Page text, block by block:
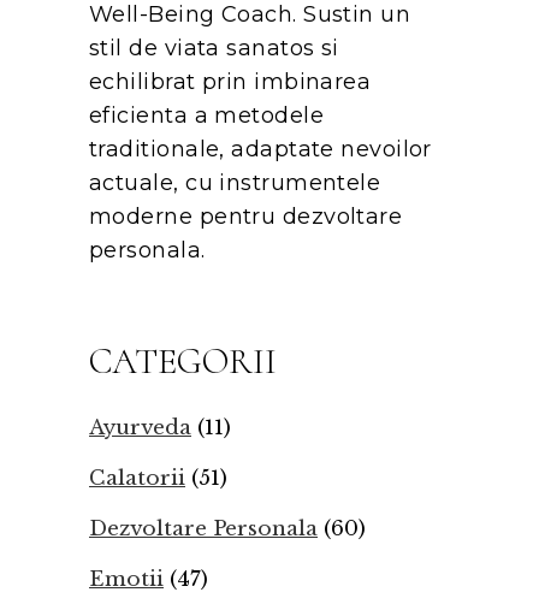
Well-Being Coach. Sustin un
stil de viata sanatos si
echilibrat prin imbinarea
eficienta a metodele
traditionale, adaptate nevoilor
actuale, cu instrumentele
moderne pentru dezvoltare
personala.
CATEGORII
Ayurveda (11)
Calatorii (51)
Dezvoltare Personala (60)
Emotii (47)